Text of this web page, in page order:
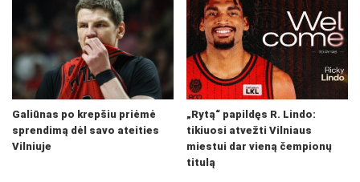
Galiūnas po krepšiu priėmė
sprendimą dėl savo ateities
Vilniuje
„Rytą“ papildęs R. Lindo:
tikiuosi atvežti Vilniaus
miestui dar vieną čempionų
titulą